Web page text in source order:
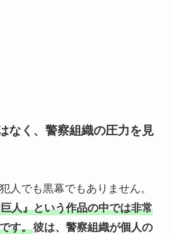
なく、警察組織の圧力を見
人でも黒幕でもありません。
人』という作品の中では非常
す。彼は、警察組織が個人の